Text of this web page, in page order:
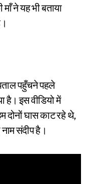
ने यह भी बताया
पहुँचने पहले
है। इस वीडियो में
दोनों घास काट रहे थे,
संदीप है।